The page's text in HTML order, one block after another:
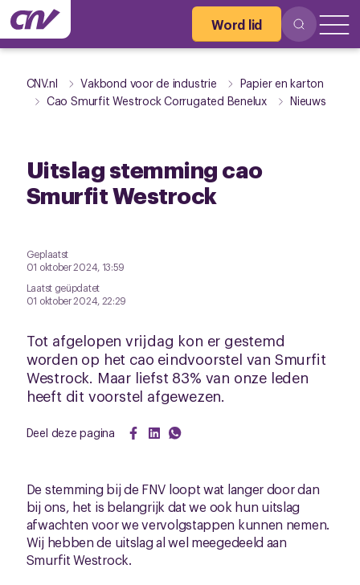
Word lid
CNV.nl Vakbond voor de industrie
Papier en karton
Cao Smurfit Westrock Corrugated Benelux
Nieuws
Uitslag stemming cao
Smurfit Westrock
Geplaatst
01 oktober 2024, 13:59
Laatst geüpdatet
01 oktober 2024, 22:29
Tot afgelopen vrijdag kon er gestemd
worden op het cao eindvoorstel van Smurfit
Westrock. Maar liefst 83% van onze leden
heeft dit voorstel afgewezen.
Deel deze pagina
De stemming bij de FNV loopt wat langer door dan
bij ons, het is belangrijk dat we ook hun uitslag
afwachten voor we vervolgstappen kunnen nemen.
Wij hebben de uitslag al wel meegedeeld aan
Smurfit Westrock.